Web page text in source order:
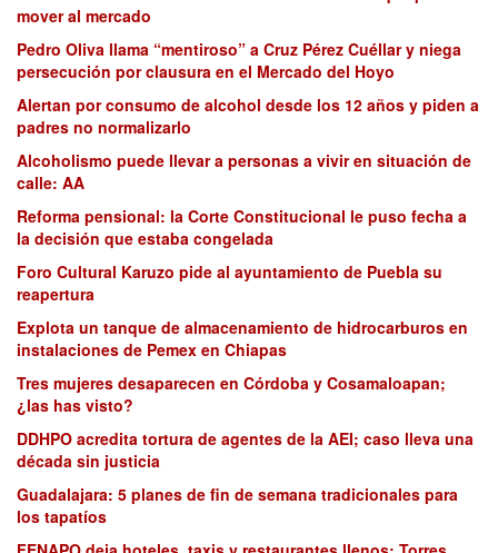
mover al mercado
Pedro Oliva llama “mentiroso” a Cruz Pérez Cuéllar y niega
persecución por clausura en el Mercado del Hoyo
Alertan por consumo de alcohol desde los 12 años y piden a
padres no normalizarlo
Alcoholismo puede llevar a personas a vivir en situación de
calle: AA
Reforma pensional: la Corte Constitucional le puso fecha a
la decisión que estaba congelada
Foro Cultural Karuzo pide al ayuntamiento de Puebla su
reapertura
Explota un tanque de almacenamiento de hidrocarburos en
instalaciones de Pemex en Chiapas
Tres mujeres desaparecen en Córdoba y Cosamaloapan;
¿las has visto?
DDHPO acredita tortura de agentes de la AEI; caso lleva una
década sin justicia
Guadalajara: 5 planes de fin de semana tradicionales para
los tapatíos